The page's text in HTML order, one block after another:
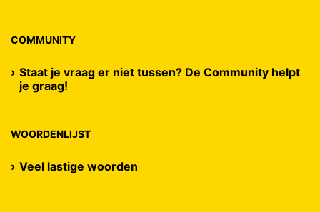
COMMUNITY
Staat je vraag er niet tussen? De Community helpt
je graag!
WOORDENLIJST
Veel lastige woorden